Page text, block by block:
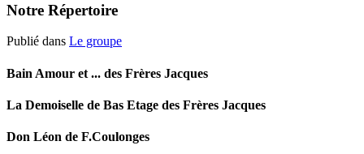
Notre Répertoire
Publié dans Le groupe
Bain Amour et ... des Frères Jacques
La Demoiselle de Bas Etage des Frères Jacques
Don Léon de F.Coulonges